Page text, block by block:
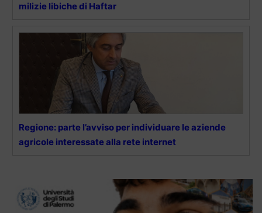
milizie libiche di Haftar
Regione: parte l’avviso per individuare le aziende
agricole interessate alla rete internet